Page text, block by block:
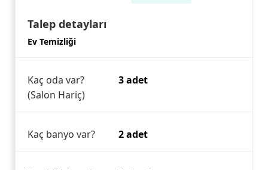
Talep detayları
Ev Temizliği
Kaç oda var?
(Salon Hariç)
3 adet
Kaç banyo var? 2 adet